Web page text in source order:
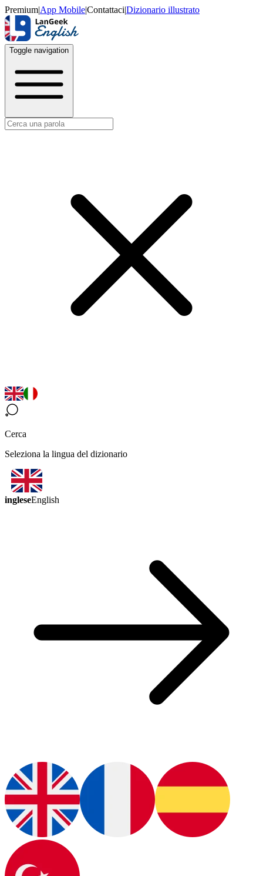
Premium|App Mobile|Contattaci|Dizionario illustrato
Toggle navigation
Cerca
Seleziona la lingua del dizionario
ingleseEnglish